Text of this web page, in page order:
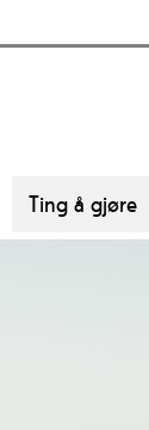
Ting å gjøre